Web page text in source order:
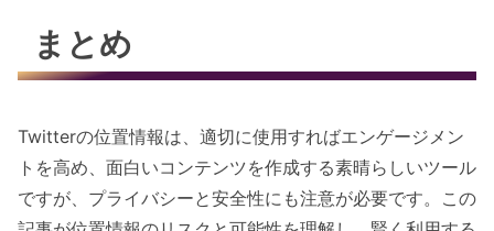
まとめ
Twitterの位置情報は、適切に使用すればエンゲージメン
トを高め、面白いコンテンツを作成する素晴らしいツール
ですが、プライバシーと安全性にも注意が必要です。この